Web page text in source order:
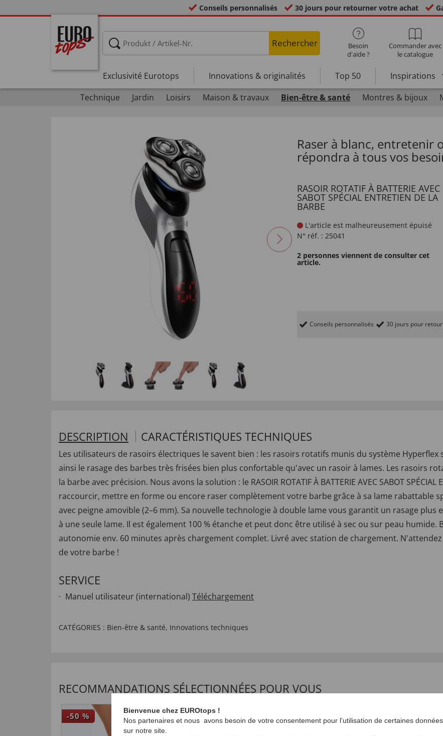
Conseils personnalisés 30 jours pour retourner votre achat
Rechercher
Besoin
d'aide ?
Commander avec
le catalogue
Exclusivité Eurotops Innovations & originalités Top 50 Inspirations
Technique
Jardin Loisirs Maison & travaux Bien-être & santé Montres & bijoux
Raser à blanc, entretenir
répondra à tous vos
RASOIR ROTATIF À BATTERIE AVEC
SABOT SPÉCIAL ENTRETIEN DE LA
BARBE
L'article est malheureusement épuisé
N° réf. : 25041
2 personnes viennent de consulter cet
article.
Conseils personnalisés 30 jours pour
DESCRIPTION CARACTÉRISTIQUES TECHNIQUES
Les utilisateurs de rasoirs électriques le savent bien : les rasoirs rotatifs munis du système
ainsi le rasage des barbes très frisées bien plus confortable qu'avec un rasoir à lames. Les rasoirs
la barbe avec précision. Nous avons la solution : le RASOIR ROTATIF À BATTERIE AVEC SABOT
raccourcir, mettre en forme ou encore raser complètement votre barbe grâce à sa lame rabattable
avec peigne amovible (2–6 mm). Sa nouvelle technologie à double lame vous garantit un rasage
à une seule lame. Il est également 100 % étanche et peut donc être utilisé à sec ou sur peau
autonomie env. 60 minutes après chargement complet. Livré avec station de chargement.
de votre barbe !
SERVICE
Manuel utilisateur (international) Téléchargement
CATÉGORIES : Bien-être & santé, Innovations techniques
RECOMMANDATIONS SÉLECTIONNÉES POUR VOUS
-50 % NOUVEAU
Bienvenue chez EUROtops !
Nos partenaires et nous avons besoin de votre consentement pour l’utilisation de certaines
sur notre site.